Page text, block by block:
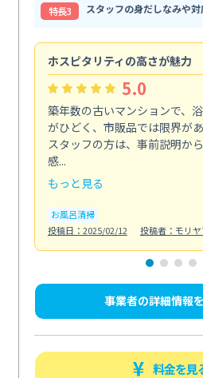
特⻑3
スタッフの身だしなみや
ホスピタリティの高さが魅力
5.0
築年数の古いマンションで、
がひどく、市販品では限界が
スタッフの方は、事前説明か
感...
もっと見る
お風呂清掃
投稿日：2025/02/12
投稿者：モリヤ
事業者の詳細情報
料金を見